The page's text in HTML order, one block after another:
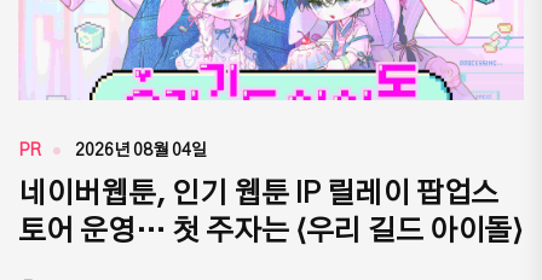
PR 2026년 08월 04일
네이버웹툰, 인기 웹툰 IP 릴레이 팝업스
토어 운영… 첫 주자는 ⟨우리 길드 아이돌⟩